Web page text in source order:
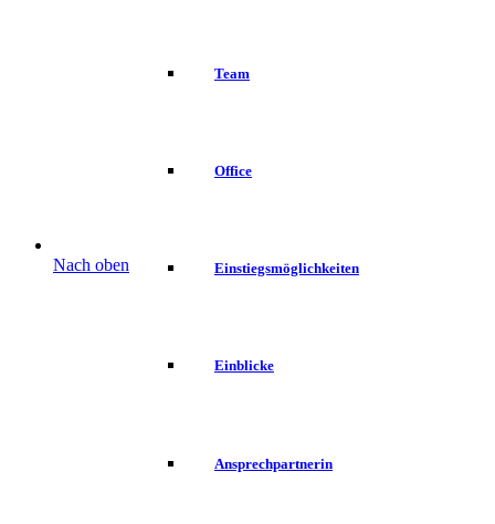
Team
Office
Einstiegsmöglichkeiten
Einblicke
Ansprechpartnerin
Nach oben